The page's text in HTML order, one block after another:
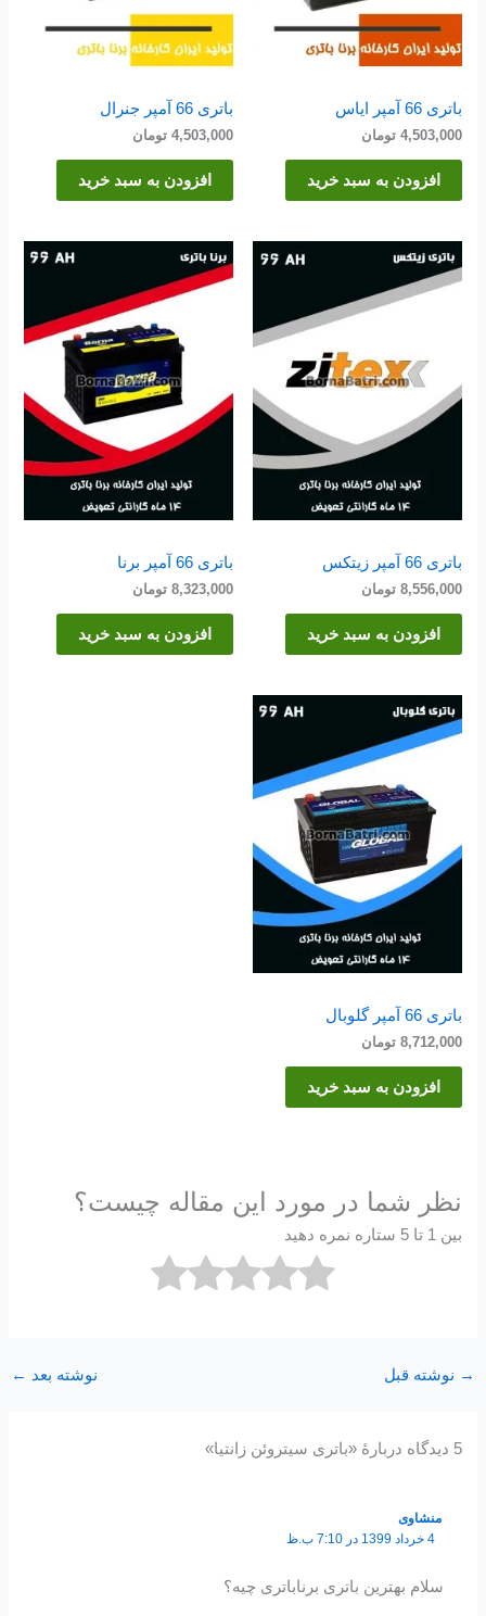
باتری 66 آمپر ایاس
4,503,000 تومان
افزودن به سبد خرید
باتری 66 آمپر جنرال
4,503,000 تومان
افزودن به سبد خرید
باتری 66 آمپر زیتکس
8,556,000 تومان
افزودن به سبد خرید
باتری 66 آمپر برنا
8,323,000 تومان
افزودن به سبد خرید
باتری 66 آمپر گلوبال
8,712,000 تومان
افزودن به سبد خرید
نظر شما در مورد این مقاله چیست؟
بین 1 تا 5 ستاره نمره دهید
→ نوشته قبل نوشته بعد ←
5 دیدگاه دربارهٔ «باتری سیتروئن زانتیا»
منشاوی
4 خرداد 1399 در 7:10 ب.ظ
سلام بهترین باتری برناباتری چیه؟